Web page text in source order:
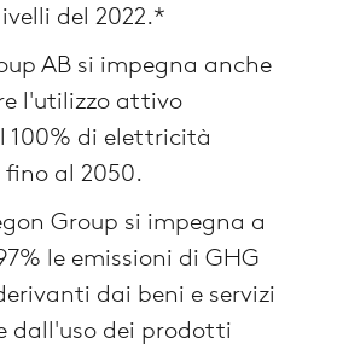
del 2022.*
AB si impegna anche
l'utilizzo attivo
100% di elettricità
al 2050.
Group si impegna a
le emissioni di GHG
dai beni e servizi
dall'uso dei prodotti